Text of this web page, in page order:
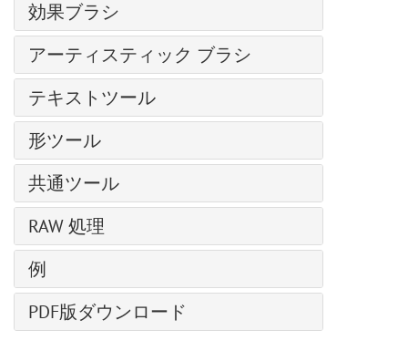
AirBrush プラグイン
整列ツールのオプション
白黒による調整
しきい値による調整
反転による調整
色相/彩度の調整
明るさ/コントラストの調整
カーブでの調整
レベル補正
画像のサイズ変更
ニューラル フィルター (AI)
インストール方法 (Win)
インストール方法 (Mac)
ブラシ ストローク
チャンネル ミキサー
画像結合
ディスト―ション
ドロップシャドウ
グラマー効果
グリッチアート
ハイパス
レンズ補正
ノイズ
ページカール
ピクセル化
Points
SmartMask
色範囲
エッジの微調整
選択範囲の修正
選択コマンド
テクスチャブラシ
消しゴム
履歴ブラシ
塗りつぶし
グラデーションでの塗りつぶし
クローンスタンプ
カメレオン ブラシ
ぼかしツール
シャープツール
指先ツール
覆い焼きツール
焼きこみツール
赤目除去
歯のホワイトニング
奥に変形
膨張変形
しわ変形
ねじり変形
変形再構成
効果ブラシ
フラッフィー ブラシ
ヘア ブラシ
ブリストル ブラシ
スレッド ブラシ
ベール ブラシ
スモーク ブラシ
スパークル ブラシ
エナジー ブラシ
アーティスティック ブラシ
油絵用ブラシ
ローラー
フェルトペン
チョーク
鉛筆(アーティスティック)
スプレー(アーティスティック)
指先ツール (アーティスティック)
テキストツール
テキストツール
パス上にテキスト ツール
形ツール
形の編集
形の塗りつぶし
ストローク
共通ツール
整列ツール
移動ツール
切り取りツール
遠近法の切り取り
変形
RAW 処理
全般設定
色調カーブ
ディテール
例
天候を変更
AliveColors で写真を白黒に変換する5つの方法
PDF版ダウンロード